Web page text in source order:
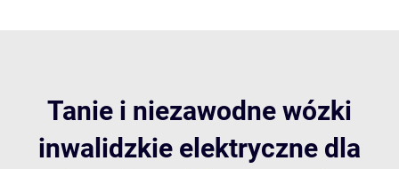
Tanie i niezawodne wózki
inwalidzkie elektryczne dla